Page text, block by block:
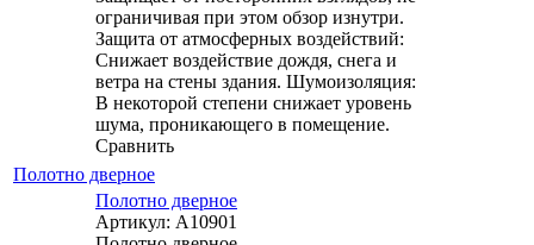
ограничивая при этом обзор изнутри.
Защита от атмосферных воздействий:
Снижает воздействие дождя, снега и
ветра на стены здания. Шумоизоляция:
В некоторой степени снижает уровень
шума, проникающего в помещение.
Сравнить
Полотно дверное
Полотно дверное
Артикул: А10901